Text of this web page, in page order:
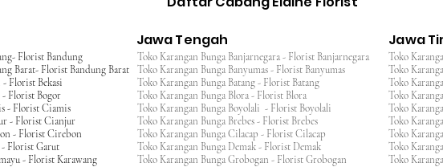
Jawa Tengah Jawa
Florist Bandung
Barat- Florist Bandung Barat
- Florist Bekasi
- Florist Bogor
- Florist Ciamis
- Florist Cianjur
- Florist Cirebon
- Florist Garut
- Florist Karawang
Toko Karangan Bunga Banjarnegara - Florist Banjarnegara
Toko Karangan Bunga Banyumas - Florist Banyumas
Toko Karangan Bunga Batang - Florist Batang
Toko Karangan Bunga Blora - Florist Blora
Toko Karangan Bunga Boyolali - Florist Boyolali
Toko Karangan Bunga Brebes - Florist Brebes
Toko Karangan Bunga Cilacap - Florist Cilacap
Toko Karangan Bunga Demak - Florist Demak
Toko Karangan Bunga Grobogan - Florist Grobogan
Toko
Toko
Toko
Toko
Toko
Toko
Toko
Toko
Toko